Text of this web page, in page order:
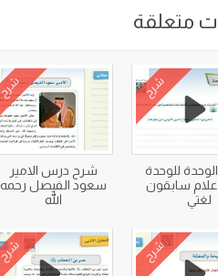
متعلقة
شرح
للوحدة
اعلام سابقون
لغتي
شرح درس الامير
سعود الفيصل رحمه
الله
شرح